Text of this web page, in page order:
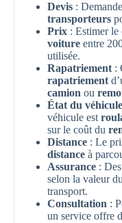
Devis :
transporteurs
Prix : Estimer le
voiture entre
utilisée.
Rapatriement :
rapatriement
camion ou
État du véhicule
véhicule est
sur le coût du
Distance : Le
distance à
Assurance :
selon la valeur
transport.
Consultation :
un service offre